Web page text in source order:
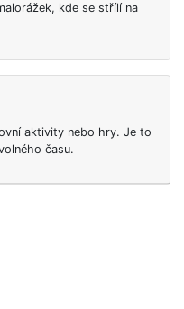
kde se střílí na
aktivity nebo hry. Je to
času.